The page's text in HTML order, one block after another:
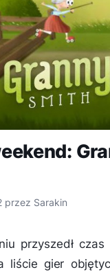
przez Sarakin
przyszedł czas
liście gier